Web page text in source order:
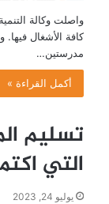
واصلت وكالة
كافة الأشغال فيها.
مدرستين…
أكمل القراءة »
تسليم
التي
يوليو 24, 2023